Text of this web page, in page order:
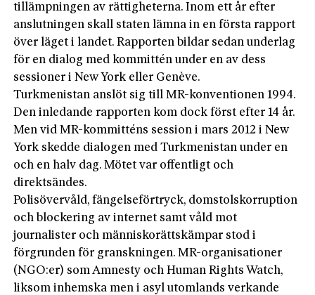
tillämpningen av rättigheterna. Inom ett år efter
anslutningen skall staten lämna in en första rapport
över läget i landet. Rapporten bildar sedan underlag
för en dialog med kommittén under en av dess
sessioner i New York eller Genève.
Turkmenistan anslöt sig till MR-konventionen 1994.
Den inledande rapporten kom dock först efter 14 år.
Men vid MR-kommitténs session i mars 2012 i New
York skedde dialogen med Turkmenistan under en
och en halv dag. Mötet var offentligt och
direktsändes.
Polisövervåld, fängelseförtryck, domstolskorruption
och blockering av internet samt våld mot
journalister och människorättskämpar stod i
förgrunden för granskningen. MR-organisationer
(NGO:er) som Amnesty och Human Rights Watch,
liksom inhemska men i asyl utomlands verkande